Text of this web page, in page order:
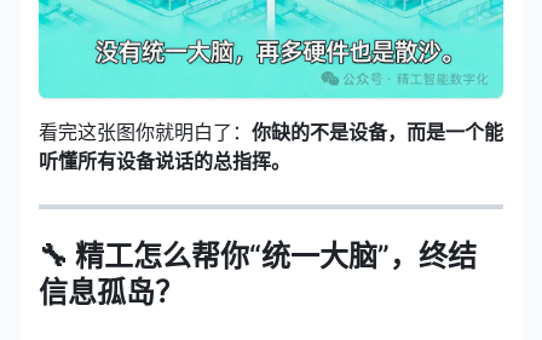
看完这张图你就明白了： 你缺的不是设备，而是一个能
听懂所有设备说话的总指挥。
🔧 精工怎么帮你“统一大脑”，终结
信息孤岛？